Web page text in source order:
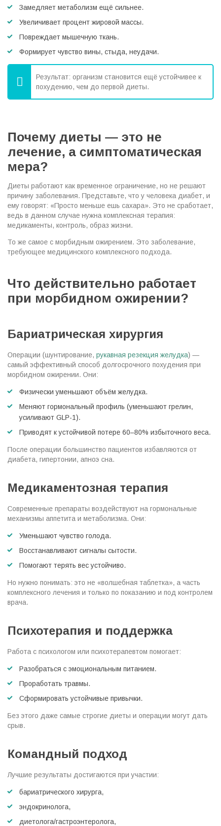
Замедляет метаболизм ещё сильнее.
Увеличивает процент жировой массы.
Повреждает мышечную ткань.
Формирует чувство вины, стыда, неудачи.
Результат: организм становится ещё устойчивее к
похудению, чем до первой диеты.
Почему диеты — это не
лечение, а симптоматическая
мера?
Диеты работают как временное ограничение, но не решают
причину заболевания. Представьте, что у человека диабет, и
ему говорят: «Просто меньше ешь сахара». Это не сработает,
ведь в данном случае нужна комплексная терапия:
медикаменты, контроль, образ жизни.
То же самое с морбидным ожирением. Это заболевание,
требующее медицинского комплексного подхода.
Что действительно работает
при морбидном ожирении?
Бариатрическая хирургия
Операции (шунтирование, рукавная резекция желудка) —
самый эффективный способ долгосрочного похудения при
морбидном ожирении. Они:
Физически уменьшают объём желудка.
Меняют гормональный профиль (уменьшают грелин,
усиливают GLP-1).
Приводят к устойчивой потере 60–80% избыточного веса.
После операции большинство пациентов избавляются от
диабета, гипертонии, апноэ сна.
Медикаментозная терапия
Современные препараты воздействуют на гормональные
механизмы аппетита и метаболизма. Они:
Уменьшают чувство голода.
Восстанавливают сигналы сытости.
Помогают терять вес устойчиво.
Но нужно понимать: это не «волшебная таблетка», а часть
комплексного лечения и только по показанию и под контролем
врача.
Психотерапия и поддержка
Работа с психологом или психотерапевтом помогает:
Разобраться с эмоциональным питанием.
Проработать травмы.
Сформировать устойчивые привычки.
Без этого даже самые строгие диеты и операции могут дать
срыв.
Командный подход
Лучшие результаты достигаются при участии:
бариатрического хирурга,
эндокринолога,
диетолога/гастроэнтеролога,